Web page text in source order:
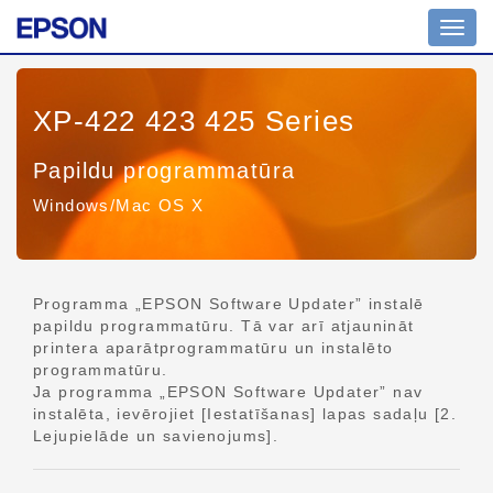
XP-422 423 425 Series
Papildu programmatūra
Windows/Mac OS X
Programma „EPSON Software Updater” instalē
papildu programmatūru. Tā var arī atjaunināt
printera aparātprogrammatūru un instalēto
programmatūru.
Ja programma „EPSON Software Updater” nav
instalēta, ievērojiet [Iestatīšanas] lapas sadaļu [2.
Lejupielāde un savienojums].